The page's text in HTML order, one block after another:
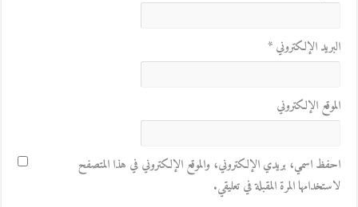
البريد الإلكتروني*
الموقع الإلكتروني
احفظ اسمي، بريدي الإلكتروني، والموقع الإلكتروني في هذا المتصفح
لاستخدامها المرة المقبلة في تعليقي.